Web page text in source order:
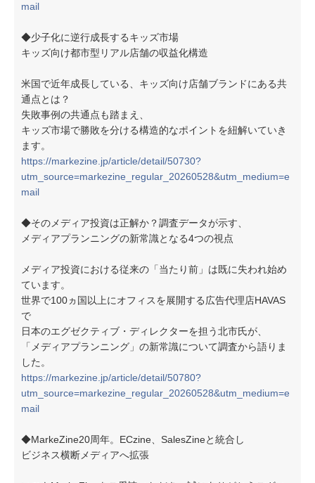
mail
◆少子化に逆行成長するキッズ市場
キッズ向け都市型リアル店舗の収益化構造
米国で近年成長している、キッズ向け店舗ブランドにある共
通点とは？
失敗事例の共通点も踏まえ、
キッズ市場で勝敗を分ける構造的なポイントを紐解いていき
ます。
https://markezine.jp/article/detail/50730?
utm_source=markezine_regular_20260528&utm_medium=e
mail
◆そのメディア投資は正解か？調査データが示す、
メディアプランニングの新常識となる4つの視点
メディア投資における従来の「当たり前」は既に失われ始め
ています。
世界で100ヵ国以上にオフィスを展開する広告代理店HAVAS
で
日本のエグゼクティブ・ディレクターを担う北市氏が、
「メディアプランニング」の新常識について調査から語りま
した。
https://markezine.jp/article/detail/50780?
utm_source=markezine_regular_20260528&utm_medium=e
mail
◆MarkeZine20周年。ECzine、SalesZineと統合し
ビジネス横断メディアへ拡張